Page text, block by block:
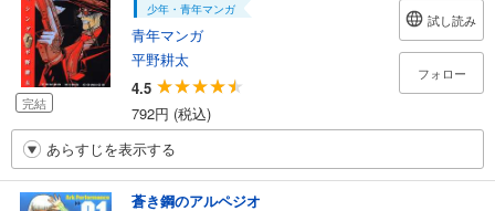
完結
少年・青年マンガ
青年マンガ
平野耕太
4.5
792円 (税込)
試し読み
フォロー
あらすじを表示する
蒼き鋼のアルペジオ